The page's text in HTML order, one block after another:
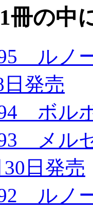
冊の中
ルノ
日発売
ボル
メル
30日発売
ルノ